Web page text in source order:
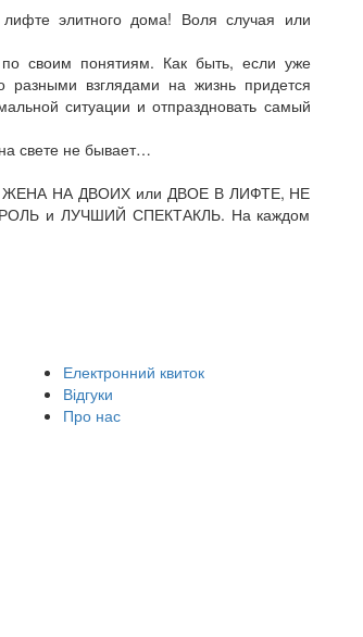
элитного дома! Воля случая или
своим понятиям. Как быть, если уже
взглядами на жизнь придется
ситуации и отпраздновать самый
свете не бывает…
ЖЕНА НА ДВОИХ или ДВОЕ В ЛИФТЕ, НЕ
и ЛУЧШИЙ СПЕКТАКЛЬ. На каждом
Електронний квиток
Відгуки
Про нас